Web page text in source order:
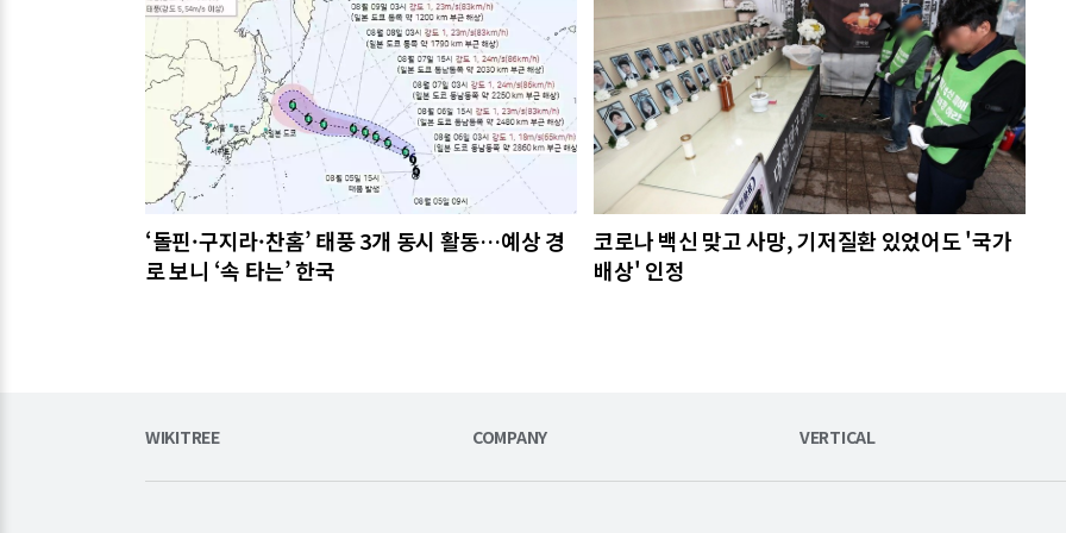
‘돌핀·구지라·찬홈’ 태풍 3개 동시 활동…예상 경
로 보니 ‘속 타는’ 한국
코로나 백신 맞고 사망, 기저질환 있었어도 '국가
배상' 인정
WIKITREE COMPANY VERTICAL